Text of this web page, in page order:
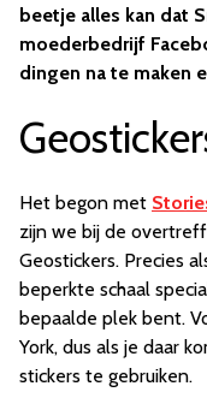
beetje alles kan dat
moederbedrijf
dingen na te maken
Het begon met
zijn we bij de
Geostickers. Precies
beperkte schaal
bepaalde plek bent.
York, dus als je daar
stickers te gebruiken.